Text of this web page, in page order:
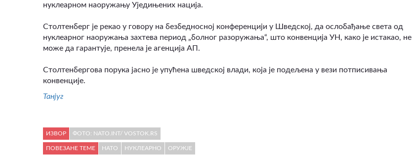
нуклеарном наоружању Уједињених нација.
Столтенберг је рекао у говору на безбедносној конференцији у Шведској, да ослобађање света од
нуклеарног наоружања захтева период „болног разоружања“, што конвенција УН, како је истакао, не
може да гарантује, пренела је агенција АП.
Столтенбергова порука јасно је упућена шведској влади, која је подељена у вези потписивања
конвенције.
Танјуг
ИЗВОР ФОТО: NATO.INT/ VOSTOK.RS
ПОВЕЗАНЕ ТЕМЕ НАТО НУКЛЕАРНО ОРУЖЈЕ